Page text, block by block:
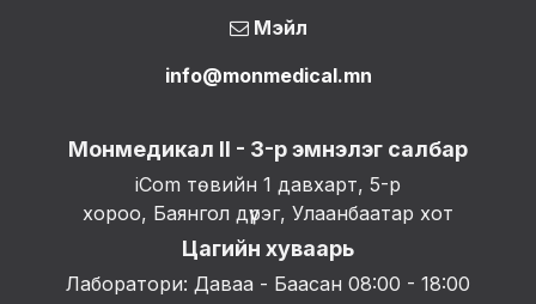
Мэйл
info@monmedical.mn
Монмедикал II - 3-р эмнэлэг салбар
iCom төвийн 1 давхарт, 5-р
хороо, Баянгол дүүрэг, Улаанбаатар хот
Цагийн хуваарь
Лаборатори: Даваа - Баасан 08:00 - 18:00